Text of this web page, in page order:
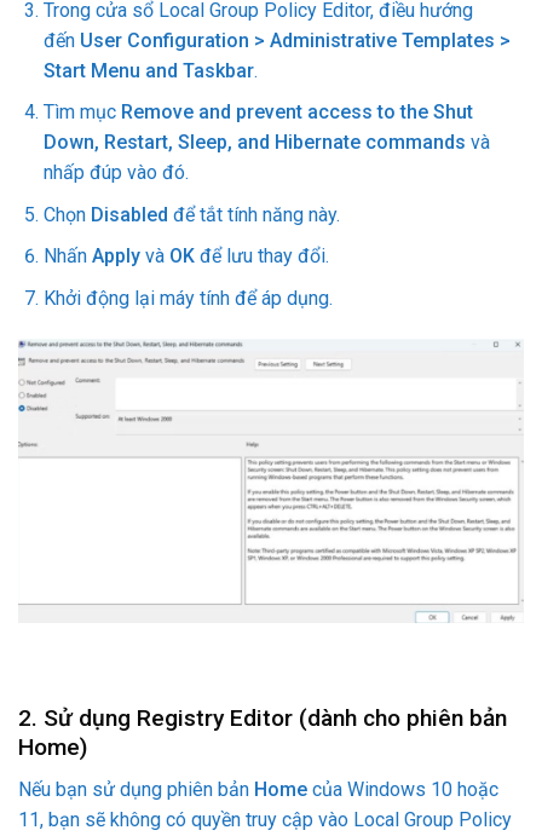
Trong cửa sổ Local Group Policy Editor, điều hướng
đến User Configuration > Administrative Templates >
Start Menu and Taskbar.
Tìm mục Remove and prevent access to the Shut
Down, Restart, Sleep, and Hibernate commands và
nhấp đúp vào đó.
Chọn Disabled để tắt tính năng này.
Nhấn Applyvà OKđể lưu thay đổi.
Khởi động lại máy tính để áp dụng.
2. Sử dụng Registry Editor (dành cho phiên bản
Home)
Nếu bạn sử dụng phiên bản Home của Windows 10 hoặc
11, bạn sẽ không có quyền truy cập vào Local Group Policy